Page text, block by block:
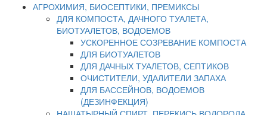
АГРОХИМИЯ, БИОСЕПТИКИ, ПРЕМИКСЫ
ДЛЯ КОМПОСТА, ДАЧНОГО ТУАЛЕТА,
БИОТУАЛЕТОВ, ВОДОЕМОВ
УСКОРЕННОЕ СОЗРЕВАНИЕ КОМПОСТА
ДЛЯ БИОТУАЛЕТОВ
ДЛЯ ДАЧНЫХ ТУАЛЕТОВ, СЕПТИКОВ
ОЧИСТИТЕЛИ, УДАЛИТЕЛИ ЗАПАХА
ДЛЯ БАССЕЙНОВ, ВОДОЕМОВ
(ДЕЗИНФЕКЦИЯ)